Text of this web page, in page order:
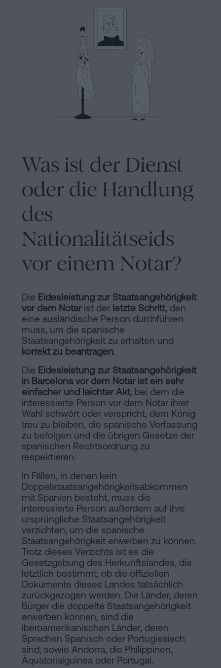
Personalizar
cookies
Folgen
uns
den
sozialen
Netzwerken
Wohnbescheinigung
unterschreiben?
Kontaktieren
Was ist der Dienst
oder die Handlung
des
Nationalitätseids
vor einem Notar?
Die Eidesleistung zur Staatsangehörigkeit
vor dem Notarist der letzte Schritt, den
eine ausländische Person durchführen
muss, um die spanische
Staatsangehörigkeit zu erhalten und
korrekt zu beantragen.
Die Eidesleistung zur Staatsangehörigkeit
in Barcelona vor dem Notar ist ein sehr
einfacher und leichter Akt, bei dem die
interessierte Person vor dem Notar ihrer
Wahl schwört oder verspricht, dem König
treu zu bleiben, die spanische Verfassung
zu befolgen und die übrigen Gesetze der
spanischen Rechtsordnung zu
respektieren.
In Fällen, in denen kein
Doppelstaatsangehörigkeitsabkommen
mit Spanien besteht, muss die
interessierte Person außerdem auf ihre
ursprüngliche Staatsangehörigkeit
verzichten, um die spanische
Staatsangehörigkeit erwerben zu können.
Trotz dieses Verzichts ist es die
Gesetzgebung des Herkunftslandes, die
letztlich bestimmt, ob die offiziellen
Dokumente dieses Landes tatsächlich
zurückgezogen werden. Die Länder, deren
Bürger die doppelte Staatsangehörigkeit
erwerben können, sind die
iberoamerikanischen Länder, deren
Sprachen Spanisch oder Portugiesisch
sind, sowie Andorra, die Philippinen,
Äquatorialguinea oder Portugal.